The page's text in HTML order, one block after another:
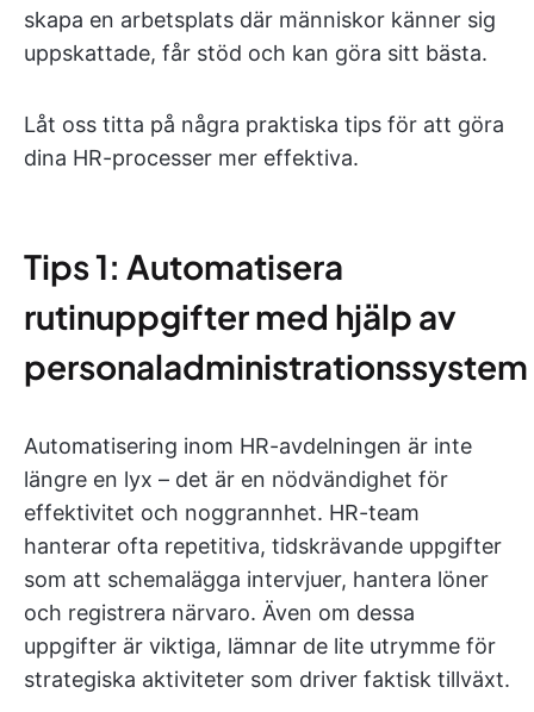
skapa en arbetsplats där människor känner sig
uppskattade, får stöd och kan göra sitt bästa.
Låt oss titta på några praktiska tips för att göra
dina HR-processer mer effektiva.
Tips 1: Automatisera
rutinuppgifter med hjälp av
personaladministrationssystem
Automatisering inom HR-avdelningen är inte
längre en lyx – det är en nödvändighet för
effektivitet och noggrannhet. HR-team
hanterar ofta repetitiva, tidskrävande uppgifter
som att schemalägga intervjuer, hantera löner
och registrera närvaro. Även om dessa
uppgifter är viktiga, lämnar de lite utrymme för
strategiska aktiviteter som driver faktisk tillväxt.